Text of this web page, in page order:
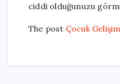
ciddi olduğunuzu
The post Çocuk